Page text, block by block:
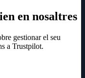
en nosaltres
gestionar el seu
a Trustpilot.